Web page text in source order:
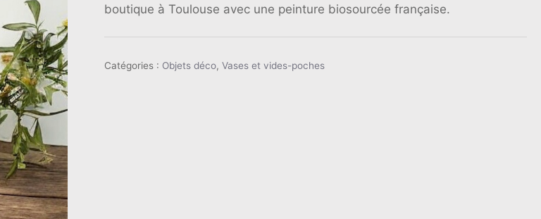
boutique à Toulouse avec une peinture biosourcée française.
Catégories : Objets déco,Vases et vides-poches